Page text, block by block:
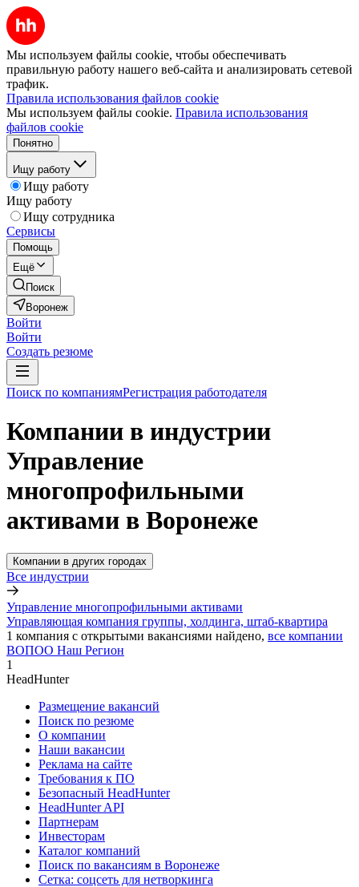
Мы используем файлы cookie, чтобы обеспечивать
правильную работу нашего веб-сайта и анализировать сетевой
трафик.
Правила использования файлов cookie
Мы используем файлы cookie. Правила использования
файлов cookie
Понятно
Ищу работу
Ищу работу
Ищу работу
Ищу сотрудника
Сервисы
Помощь
Ещё
Поиск
Воронеж
Войти
Войти
Создать резюме
Поиск по компаниямРегистрация работодателя
Компании в индустрии
Управление
многопрофильными
активами в Воронеже
Компании в других городах
Все индустрии
Управление многопрофильными активами
Управляющая компания группы, холдинга, штаб-квартира
1 компания с открытыми вакансиями найдено, все компании
ВОПОО Наш Регион
1
HeadHunter
Размещение вакансий
Поиск по резюме
О компании
Наши вакансии
Реклама на сайте
Требования к ПО
Безопасный HeadHunter
HeadHunter API
Партнерам
Инвесторам
Каталог компаний
Поиск по вакансиям в Воронеже
Сетка: соцсеть для нетворкинга